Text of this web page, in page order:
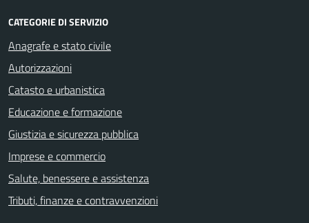
CATEGORIE DI SERVIZIO
Anagrafe e stato civile
Autorizzazioni
Catasto e urbanistica
Educazione e formazione
Giustizia e sicurezza pubblica
Imprese e commercio
Salute, benessere e assistenza
Tributi, finanze e contravvenzioni